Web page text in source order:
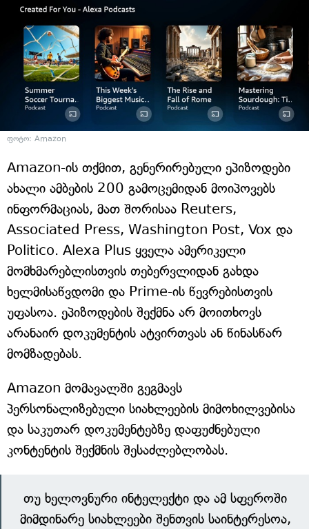
ფოტო: Amazon
Amazon-ის თქმით, გენერირებული ეპიზოდები
ახალი ამბების 200 გამოცემიდან მოიპოვებს
ინფორმაციას, მათ შორისაა Reuters,
Associated Press, Washington Post, Vox და
Politico. Alexa Plus ყველა ამერიკელი
მომხმარებლისთვის თებერვლიდან გახდა
ხელმისაწვდომი და Prime-ის წევრებისთვის
უფასოა. ეპიზოდების შექმნა არ მოითხოვს
არანაირ დოკუმენტის ატვირთვას ან წინასწარ
მომზადებას.
Amazon მომავალში გეგმავს
პერსონალიზებული სიახლეების მიმოხილვებისა
და საკუთარ დოკუმენტებზე დაფუძნებული
კონტენტის შექმნის შესაძლებლობას.
თუ ხელოვნური ინტელექტი და ამ სფეროში
მიმდინარე სიახლეები შენთვის საინტერესოა,